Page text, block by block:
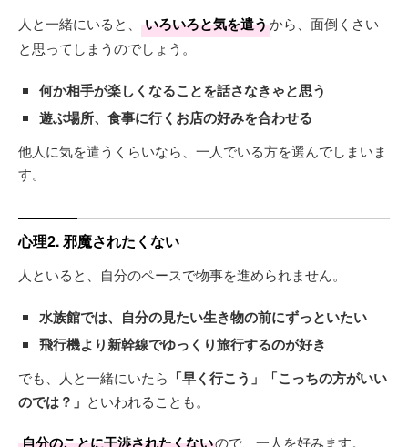
人と一緒にいると、 いろいろと気を遣うから、面倒くさい
と思ってしまうのでしょう。
何か相手が楽しくなることを話さなきゃと思う
遊ぶ場所、食事に行くお店の好みを合わせる
他人に気を遣うくらいなら、一人でいる方を選んでしまいま
す。
心理2. 邪魔されたくない
人といると、自分のペースで物事を進められません。
水族館では、自分の見たい生き物の前にずっといたい
飛行機より新幹線でゆっくり旅行するのが好き
でも、人と一緒にいたら 「早く行こう」
「こっちの方がいい
のでは？」 といわれることも。
自分のことに干渉されたくないので、一人を好みます。